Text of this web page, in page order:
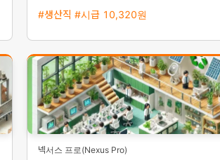
#생산직 #시급 10,320원
넥서스 프로(Nexus Pro)